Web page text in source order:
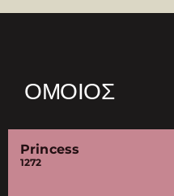
ΌΜΟΙΟΣ
Princess
1272